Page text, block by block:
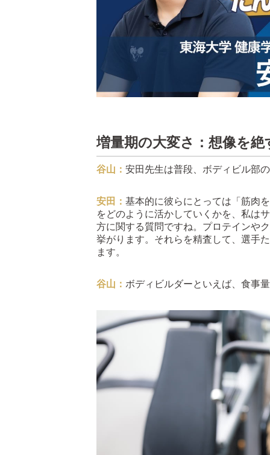
増量期の大変さ：想像を絶
谷山： 安田先生は普段、ボディビル部
安田： 基本的に彼らにとっては「筋肉
をどのように活かしていくかを、私は
方に関する質問ですね。プロテインや
挙がります。それらを精査して、選手
ます。
谷山： ボディビルダーといえば、食事